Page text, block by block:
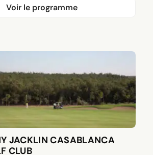
Voir le programme
et Distribution des Goody
cadeaux (Casquettes de golf,
Logotées, Serviettes de golf….)
Déjeuner
Photo
de la compétition en SHOTGUN
= Déjeuner et cérémonie de
JACKLIN CASABLANCA
CLUB